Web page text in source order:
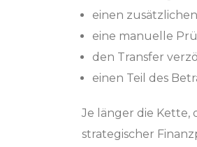
einen
eine manuelle
den Transfer
einen Teil des
Je länger die Kette,
strategischer